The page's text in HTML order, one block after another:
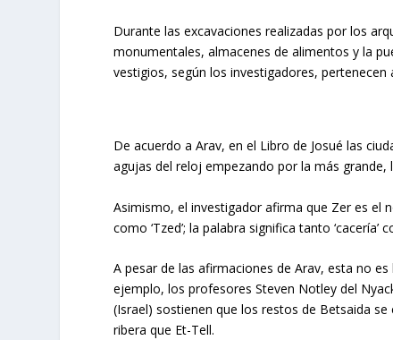
Durante las excavaciones realizadas por los
monumentales, almacenes de alimentos y la
vestigios, según los investigadores,
De acuerdo a Arav, en el Libro de Josué las
agujas del reloj empezando por la más
Asimismo, el investigador afirma que Zer es el
como ‘Tzed’; la palabra significa tanto
A pesar de las afirmaciones de Arav, esta no
ejemplo, los profesores Steven Notley del
(Israel) sostienen que los restos de Betsaida
ribera que Et-Tell.